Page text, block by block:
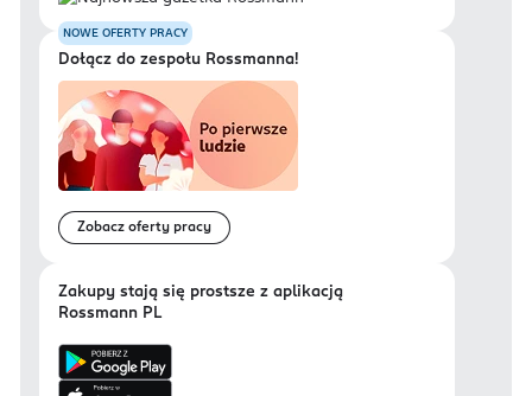
NOWE OFERTY PRACY
Dołącz do zespołu Rossmanna!
Zobacz oferty pracy
Zakupy stają się prostsze z aplikacją
Rossmann PL